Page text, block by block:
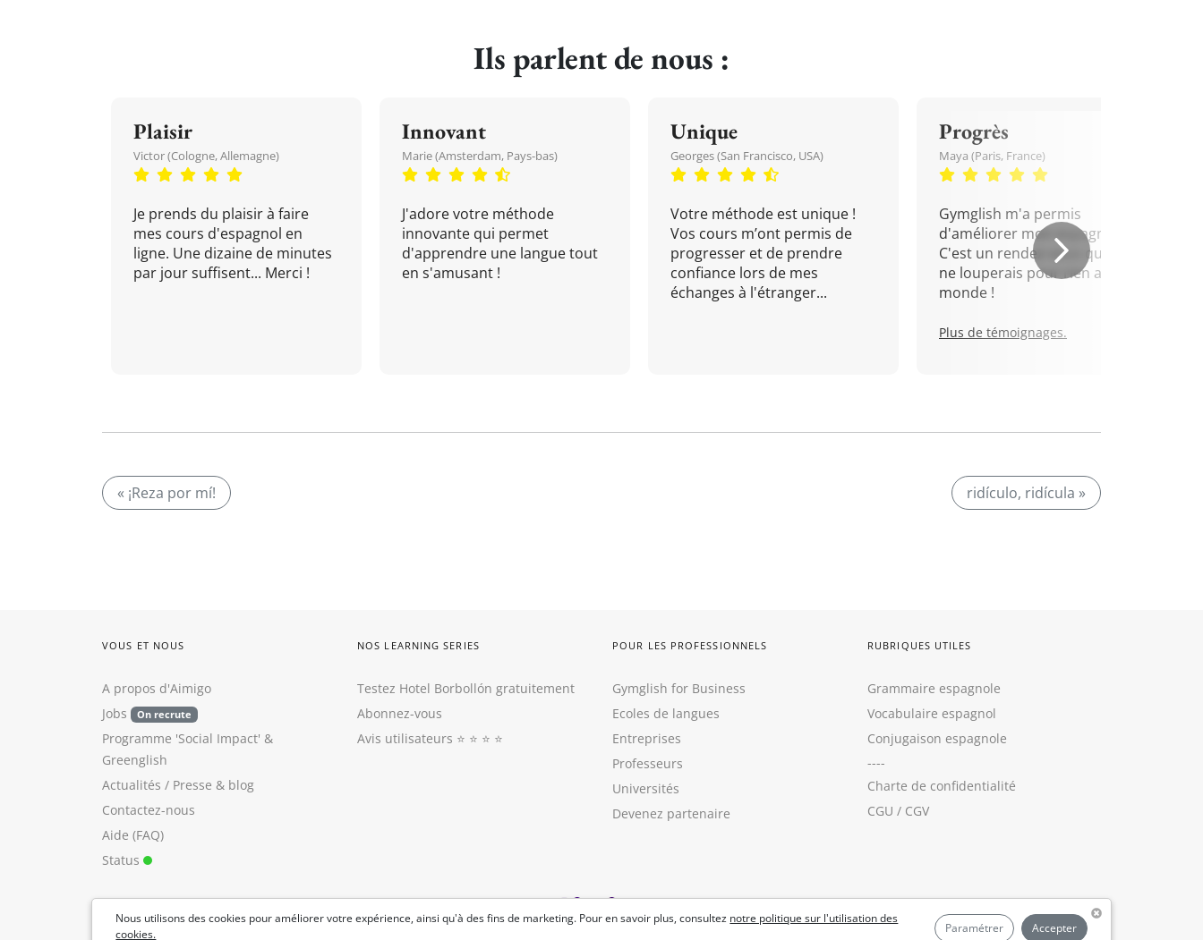
Ils parlent de nous :
Plaisir
Victor (Cologne, Allemagne)
Je prends du plaisir à faire
mes cours d'espagnol en
ligne. Une dizaine de minutes
par jour suffisent... Merci !
Innovant
Marie (Amsterdam, Pays-bas)
J'adore votre méthode
innovante qui permet
d'apprendre une langue tout
en s'amusant !
Unique
Georges (San Francisco, USA)
Votre méthode est unique !
Vos cours m’ont permis de
progresser et de prendre
confiance lors de mes
échanges à l'étranger...
Progrès
Maya (Paris, France)
Gymglish m'a permis
d'améliorer mon espagnol.
C'est un rendez-vous que je
ne louperais pour rien au
monde !
Plus de témoignages.
« ¡Reza por mí! ridículo, ridícula »
Nous utilisons des cookies pour améliorer votre expérience, ainsi qu'à des fins de marketing. Pour en savoir plus, consultez notre politique sur l'utilisation des
cookies.
Paramétrer Accepter
VOUS ET NOUS
A propos d'Aimigo
Jobs
On recrute
Programme 'Social Impact' &
Greenglish
Actualités / Presse & blog
Contactez-nous
Aide (FAQ)
Status
NOS LEARNING SERIES
Testez Hotel Borbollón gratuitement
Abonnez-vous
Avis utilisateurs ⭐️ ⭐️ ⭐️ ⭐️
POUR LES PROFESSIONNELS
Gymglish for Business
Ecoles de langues
Entreprises
Professeurs
Universités
Devenez partenaire
RUBRIQUES UTILES
Grammaire espagnole
Vocabulaire espagnol
Conjugaison espagnole
----
Charte de confidentialité
CGU / CGV